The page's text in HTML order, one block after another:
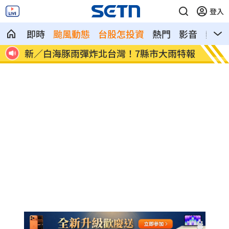
登入
即時 颱風動態 台股怎投資 熱門 影音
熱搜
道
新／白海豚雨彈炸北台灣！7縣市大雨特報
中士
曝